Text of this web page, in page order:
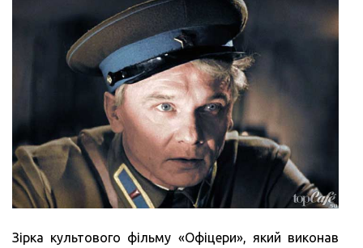
Зірка культового фільму «Офіцери», який виконав